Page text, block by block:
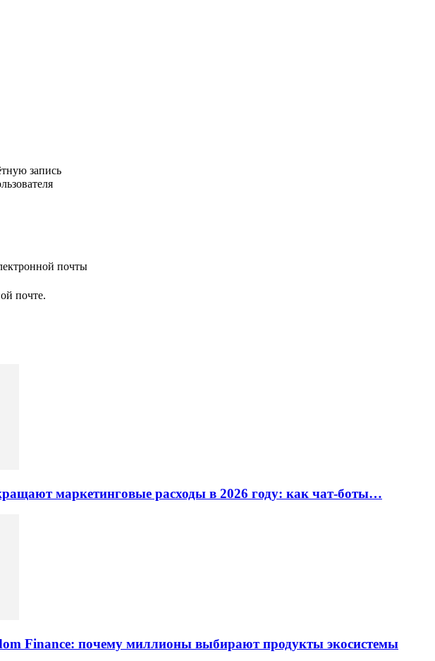
запись
почты
почте.
маркетинговые расходы в 2026 году: как чат-боты…
Finance: почему миллионы выбирают продукты экосистемы